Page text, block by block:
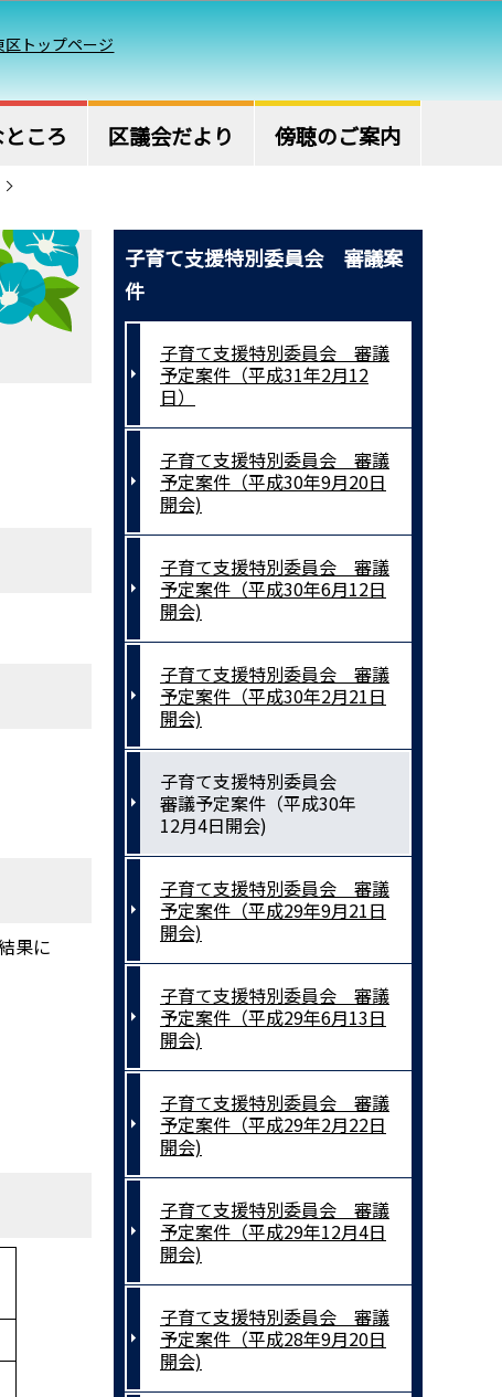
区トップページ
ころ 区議会だより 傍聴のご案内
果に
子育て支援特別委員会 審議案
件
子育て支援特別委員会 審議
予定案件（平成31年2月12
日）
子育て支援特別委員会 審議
予定案件（平成30年9月20日
開会)
子育て支援特別委員会 審議
予定案件（平成30年6月12日
開会)
子育て支援特別委員会 審議
予定案件（平成30年2月21日
開会)
子育て支援特別委員会
審議予定案件（平成30年
12月4日開会)
子育て支援特別委員会 審議
予定案件（平成29年9月21日
開会)
子育て支援特別委員会 審議
予定案件（平成29年6月13日
開会)
子育て支援特別委員会 審議
予定案件（平成29年2月22日
開会)
子育て支援特別委員会 審議
予定案件（平成29年12月4日
開会)
子育て支援特別委員会 審議
予定案件（平成28年9月20日
開会)